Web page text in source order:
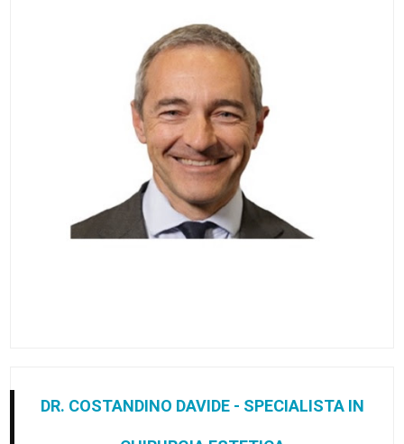
DR. COSTANDINO DAVIDE - SPECIALISTA IN